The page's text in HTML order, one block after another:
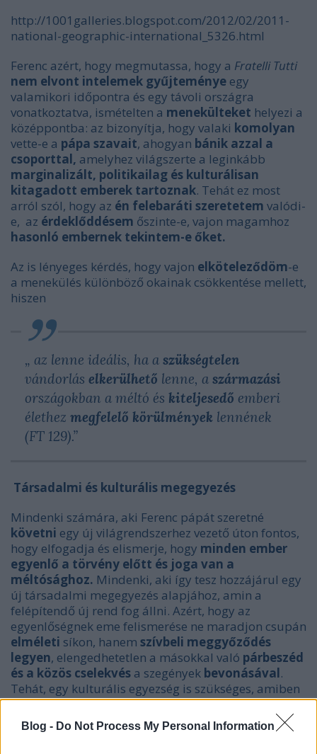
Blog - Do Not Process My Personal Information
http://1001galleries.blogspot.com/2012/02/2011-
national-geographic-international_5326.html
Ferenc azért, hogy megmutassa, hogy a Fratelli Tutti
nem elvont intelemek gyűjteménye egy
valamikori időpontra és egy távoli országra
vonatkoztatva, ismételten a menekülteket helyezi a
középpontba: az bizonyítja, hogy valaki komolyan
vette-e a pápa szavait, ahogyan bánik azzal a
csoporttal, amelyhez világszerte a leginkább
marginalizált, politikailag és kulturálisan
kitagadott emberek tartoznak. Tehát ez most
arról szól, hogy az én felebaráti szeretetem valódi-
e, az érdeklőddésem őszinte-e, vajon magamhoz
hasonló embernek tekintem-e őket.
Az is lényeges kérdés, hogy vajon elköteleződöm-e
a menekülés különböző okainak csökkentése mellett,
hiszen
„ az lenne ideális, ha a szükségtelen
vándorlás elkerülhető lenne, a származási
országokban a méltó és kiteljesedő emberi
élethez megfelelő körülmények lennének
(FT 129).”
Társadalmi és kulturális megegyezés
Mindenki számára, aki Ferenc pápát szeretné
követni egy új világrendszerhez vezető úton fontos,
hogy elfogadja és elismerje, hogy minden ember
egyenlő a törvény előtt és joga van a
méltósághoz. Mindenki, aki így tesz hozzájárul egy
új társadalmi megegyezés alapjához, amin a
felépítendő új rend fog állni. Azért, hogy az
egyenlőségnek eme felismerése ne maradjon csupán
elméleti síkon, hanem szívbeli meggyőződés
legyen, elengedhetetlen a másokkal való párbeszéd
és a közös cselekvés a szegények bevonásával.
Tehát, egy kulturális egyezség is szükséges, amiben
valódi cselekvés és valódi párbeszédtud
kialakulni. Azokkal is sikerülhet az együttműködés,
akiknek
éppen sok adatott, de készek„elfogadni,